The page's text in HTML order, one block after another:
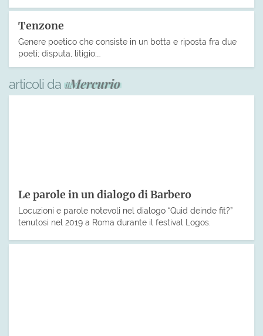
Tenzone
Genere poetico che consiste in un botta e riposta fra due
poeti; disputa, litigio;…
articoli da
Le parole in un dialogo di Barbero
Locuzioni e parole notevoli nel dialogo “Quid deinde fit?”
tenutosi nel 2019 a Roma durante il festival Logos.